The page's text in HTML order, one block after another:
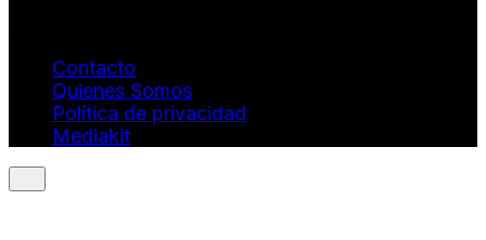
Contacto
Quienes Somos
Política de privacidad
Mediakit